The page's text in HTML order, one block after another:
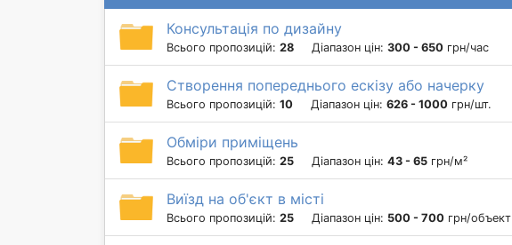
Консультація по дизайну
Всього пропозицій: 28 Діапазон цін: 300 - 650 грн/час
Створення попереднього ескізу або начерку
Всього пропозицій: 10 Діапазон цін: 626 - 1000 грн/шт.
Обміри приміщень
Всього пропозицій: 25 Діапазон цін: 43 - 65 грн/м²
Виїзд на об'єкт в місті
Всього пропозицій: 25 Діапазон цін: 500 - 700 грн/объект